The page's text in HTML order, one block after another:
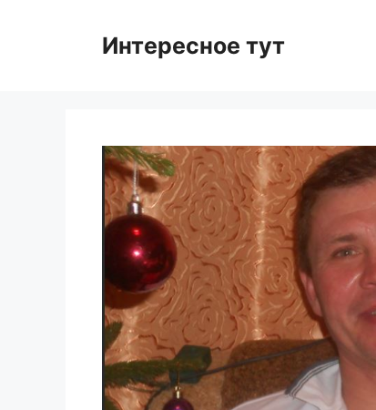
Интересное тут